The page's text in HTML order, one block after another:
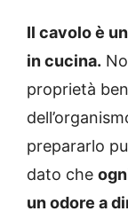
Il cavolo è
in cucina.
proprietà
prepararlo
dato che
un odore a